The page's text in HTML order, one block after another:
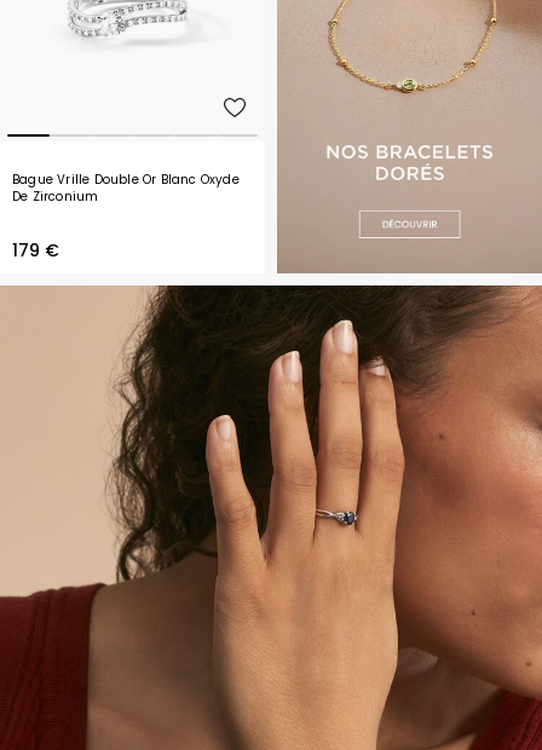
Bague Vrille Double Or Blanc Oxyde
De Zirconium
179 €